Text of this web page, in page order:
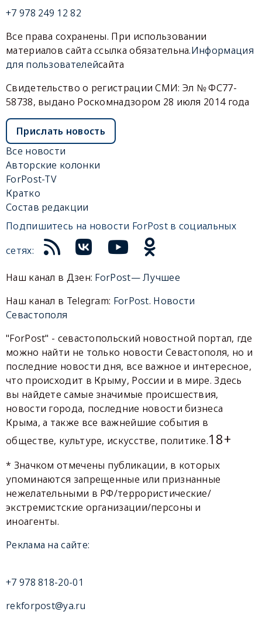
+7 978 249 12 82
Все права сохранены. При использовании
материалов сайта ссылка обязательна.Информация
для пользователейсайта
Свидетельство о регистрации СМИ: Эл № ФС77-
58738, выдано Роскомнадзором 28 июля 2014 года
Прислать новость
Все новости
Авторские колонки
ForPost-TV
Кратко
Состав редакции
Подпишитесь на новости ForPost в социальных
сетях:
Наш канал в Дзен: ForPost— Лучшее
Наш канал в Telegram: ForPost. Новости
Севастополя
"ForPost" - севастопольский новостной портал, где
можно найти не только новости Севастополя, но и
последние новости дня, все важное и интересное,
что происходит в Крыму, России и в мире. Здесь
вы найдете самые значимые происшествия,
новости города, последние новости бизнеса
Крыма, а также все важнейшие события в
обществе, культуре, искусстве, политике.18+
* Значком отмечены публикации, в которых
упоминаются запрещенные или признанные
нежелательными в РФ/террористические/
экстремистские организации/персоны и
иноагенты.
Реклама на сайте:
+7 978 818-20-01
rekforpost@ya.ru